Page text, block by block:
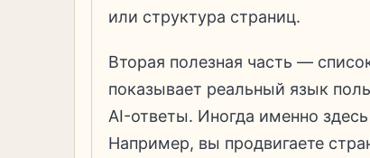
или структура страниц.
Вторая полезная часть —
показывает реальный язык
AI-ответы. Иногда именно
Например, вы продвигаете